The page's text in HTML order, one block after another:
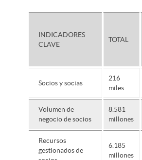
INDICADORES
CLAVE
TOTAL
Socios y socias
216
miles
Volumen de
negocio de socios
8.581
millones
Recursos
gestionados de
6.185
millones